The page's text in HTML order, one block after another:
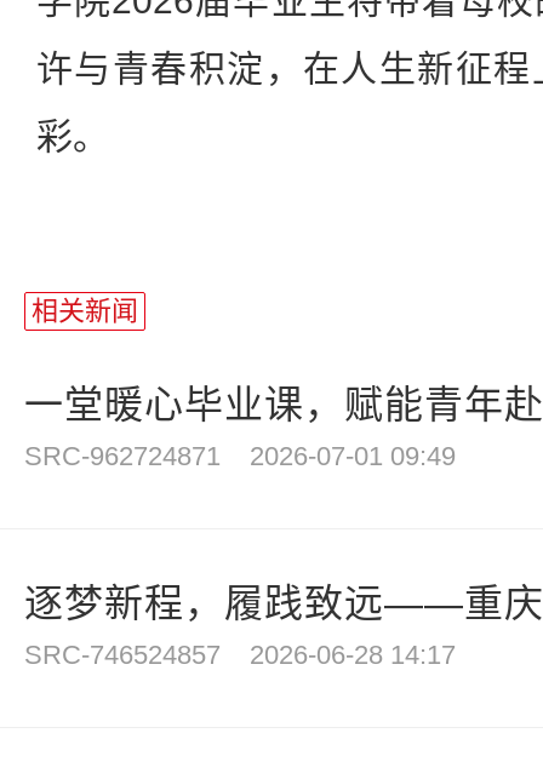
许与青春积淀，在人生新征
彩。
相关新闻
一堂暖心毕业课，赋能青
SRC-962724871 2026-07-01 09:49
逐梦新程，履践致远——重
SRC-746524857 2026-06-28 14:17